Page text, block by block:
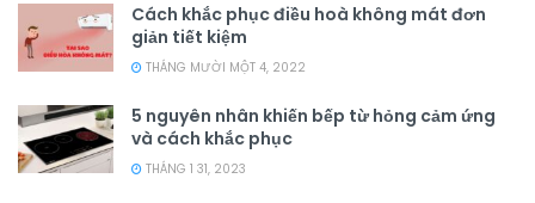
Cách khắc phục điều hoà không mát đơn
giản tiết kiệm
THÁNG MƯỜI MỘT 4, 2022
5 nguyên nhân khiến bếp từ hỏng cảm ứng
và cách khắc phục
THÁNG 1 31, 2023